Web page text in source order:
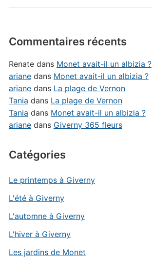
Commentaires récents
Renatedans Monet avait-il un albizia ?
arianedans Monet avait-il un albizia ?
arianedans La plage de Vernon
Tania dans La plage de Vernon
Tania dans Monet avait-il un albizia ?
arianedans Giverny 365 fleurs
Catégories
Le printemps à Giverny
L'été à Giverny
L'automne à Giverny
L'hiver à Giverny
Les jardins de Monet